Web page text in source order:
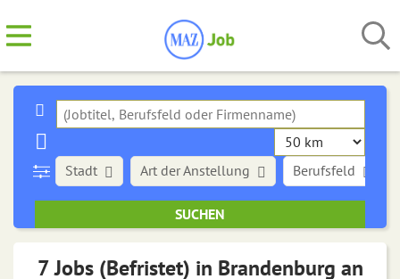
Stadt Art der Anstellung Berufsfeld
7 Jobs (Befristet) in Brandenburg an